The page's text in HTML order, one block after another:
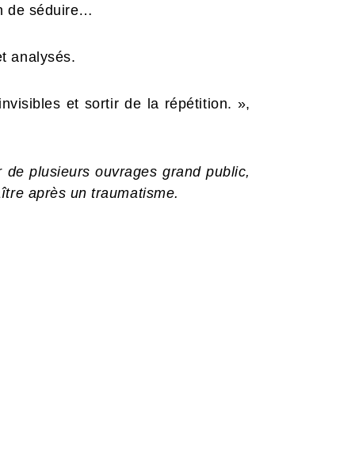
de séduire…
analysés.
et sortir de la répétition. »,
plusieurs ouvrages grand public,
après un traumatisme.